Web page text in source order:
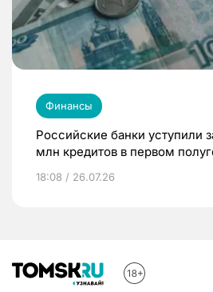
Финансы
Российские банки уступили
млн кредитов в первом
18:08 / 26.07.26